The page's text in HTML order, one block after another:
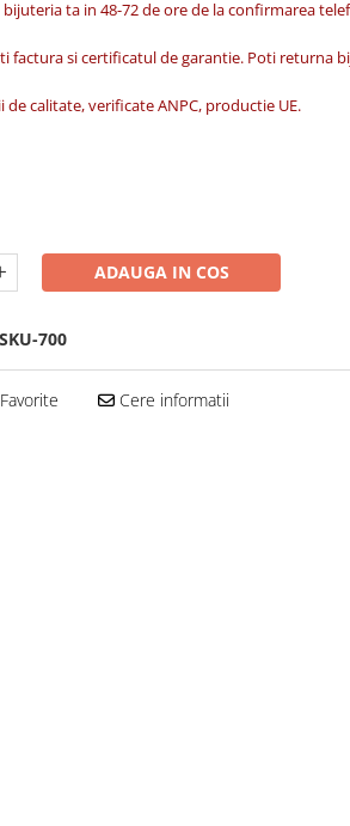
ta in 48-72 de ore de la confirmarea
factura si certificatul de garantie. Poti returna
de calitate, verificate ANPC, productie UE.
ADAUGA IN COS
SKU-700
Cere informatii